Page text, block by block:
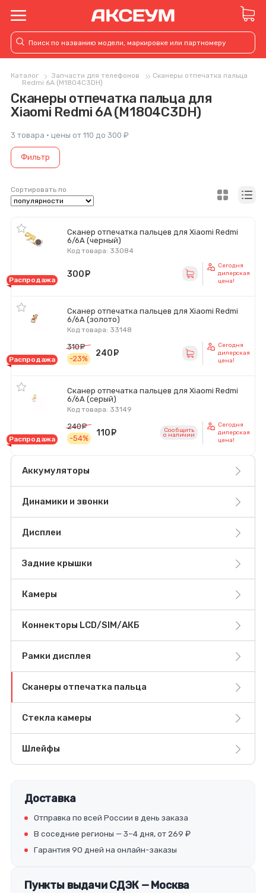
Каталог Запчасти для телефонов
Сканеры отпечатка пальца
Redmi 6A (M1804C3DH)
Сканеры отпечатка пальца для
Xiaomi Redmi 6A (M1804C3DH)
3 товара · цены от 110 до 300 ₽
Фильтр
Сортировать по
Сканер отпечатка пальцев для Xiaomi Redmi
6/6A (черный)
Код товара: 33084
Распродажа
300
Сегодня
дилерская
цена!
Сканер отпечатка пальцев для Xiaomi Redmi
6/6A (золото)
Код товара: 33148
Распродажа
310
-23%
240
Сегодня
дилерская
цена!
Сканер отпечатка пальцев для Xiaomi Redmi
6/6A (серый)
Код товара: 33149
Распродажа
240
-54%
110 руб.Сообщить
o наличии
Сегодня
дилерская
цена!
Аккумуляторы
Динамики и звонки
Дисплеи
Задние крышки
Камеры
Коннекторы LCD/SIM/АКБ
Рамки дисплея
Сканеры отпечатка пальца
Стекла камеры
Шлейфы
Доставка
Отправка по всей России в день заказа
В соседние регионы — 3–4 дня, от 269 ₽
Гарантия 90 дней на онлайн-заказы
Пункты выдачи СДЭК — Москва